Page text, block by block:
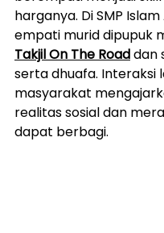
harganya. Di SMP
empati murid dipupuk
Takjil On The Road dan
serta dhuafa. Interaksi
masyarakat
realitas sosial dan
dapat berbagi.